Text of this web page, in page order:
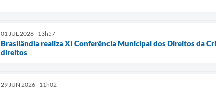
01 JUL 2026 - 13h57
Brasilândia realiza XI Conferência Municipal dos Direitos da
direitos
29 JUN 2026 - 11h02